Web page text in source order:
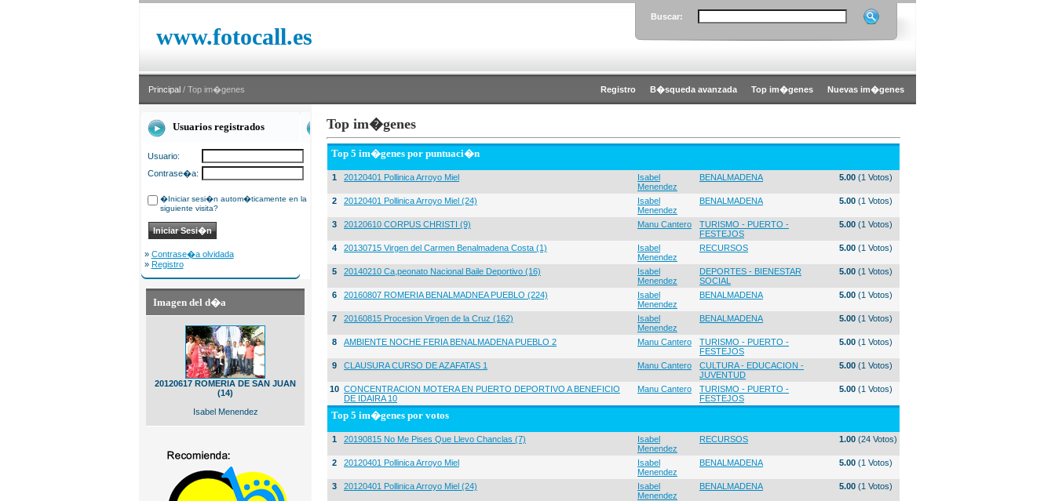
www.fotocall.es
Buscar:
Principal / Top im�genes Registro B�squeda avanzada Top im�genes Nuevas im�genes
Usuarios registrados
Usuario:
Contrase�a:
�Iniciar sesi�n autom�ticamente en la
siguiente visita?
» Contrase�a olvidada
» Registro
Imagen del d�a
20120617 ROMERIA DE SAN JUAN
(14)
Isabel Menendez
Top im�genes
Top 5 im�genes por puntuaci�n
1 20120401 Pollinica Arroyo Miel
Isabel
Menendez
BENALMADENA 5.00 (1 Votos)
2 20120401 Pollinica Arroyo Miel (24)
Isabel
Menendez
BENALMADENA 5.00 (1 Votos)
3 20120610 CORPUS CHRISTI (9) Manu Cantero
TURISMO - PUERTO -
FESTEJOS
5.00 (1 Votos)
4 20130715 Virgen del Carmen Benalmadena Costa (1)
Isabel
Menendez
RECURSOS 5.00 (1 Votos)
5 20140210 Ca,peonato Nacional Baile Deportivo (16)
Isabel
Menendez
DEPORTES - BIENESTAR
SOCIAL
5.00 (1 Votos)
6 20160807 ROMERIA BENALMADNEA PUEBLO (224)
Isabel
Menendez
BENALMADENA 5.00 (1 Votos)
7 20160815 Procesion Virgen de la Cruz (162)
Isabel
Menendez
BENALMADENA 5.00 (1 Votos)
8 AMBIENTE NOCHE FERIA BENALMADENA PUEBLO 2 Manu Cantero
TURISMO - PUERTO -
FESTEJOS
5.00 (1 Votos)
9 CLAUSURA CURSO DE AZAFATAS 1 Manu Cantero
CULTURA - EDUCACION -
JUVENTUD
5.00 (1 Votos)
10 CONCENTRACION MOTERA EN PUERTO DEPORTIVO A BENEFICIO
DE IDAIRA 10
Manu Cantero
TURISMO - PUERTO -
FESTEJOS
5.00 (1 Votos)
Top 5 im�genes por votos
1 20190815 No Me Pises Que Llevo Chanclas (7)
Isabel
Menendez
RECURSOS 1.00 (24 Votos)
2 20120401 Pollinica Arroyo Miel
Isabel
Menendez
BENALMADENA 5.00 (1 Votos)
3 20120401 Pollinica Arroyo Miel (24)
Isabel
Menendez
BENALMADENA 5.00 (1 Votos)